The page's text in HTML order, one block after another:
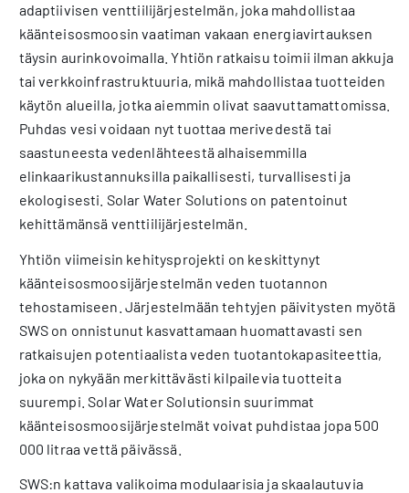
adaptiivisen venttiilijärjestelmän, joka mahdollistaa
käänteisosmoosin vaatiman vakaan energiavirtauksen
täysin aurinkovoimalla. Yhtiön ratkaisu toimii ilman akkuja
tai verkkoinfrastruktuuria, mikä mahdollistaa tuotteiden
käytön alueilla, jotka aiemmin olivat saavuttamattomissa.
Puhdas vesi voidaan nyt tuottaa merivedestä tai
saastuneesta vedenlähteestä alhaisemmilla
elinkaarikustannuksilla paikallisesti, turvallisesti ja
ekologisesti. Solar Water Solutions on patentoinut
kehittämänsä venttiilijärjestelmän.
Yhtiön viimeisin kehitysprojekti on keskittynyt
käänteisosmoosijärjestelmän veden tuotannon
tehostamiseen. Järjestelmään tehtyjen päivitysten myötä
SWS on onnistunut kasvattamaan huomattavasti sen
ratkaisujen potentiaalista veden tuotantokapasiteettia,
joka on nykyään merkittävästi kilpailevia tuotteita
suurempi. Solar Water Solutionsin suurimmat
käänteisosmoosijärjestelmät voivat puhdistaa jopa 500
000 litraa vettä päivässä.
SWS:n kattava valikoima modulaarisia ja skaalautuvia